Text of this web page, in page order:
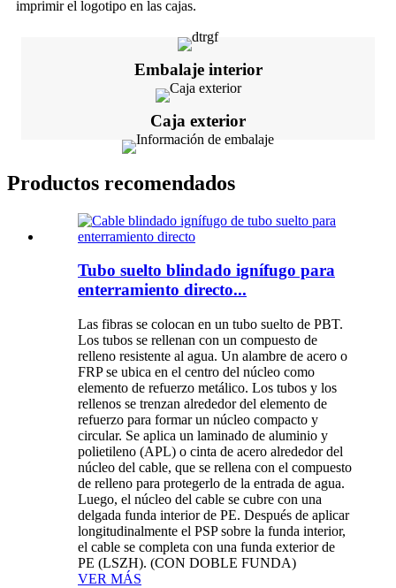
imprimir el logotipo en las cajas.
Embalaje interior
Caja exterior
Productos recomendados
Tubo suelto blindado ignífugo para
enterramiento directo...
Las fibras se colocan en un tubo suelto de PBT.
Los tubos se rellenan con un compuesto de
relleno resistente al agua. Un alambre de acero o
FRP se ubica en el centro del núcleo como
elemento de refuerzo metálico. Los tubos y los
rellenos se trenzan alrededor del elemento de
refuerzo para formar un núcleo compacto y
circular. Se aplica un laminado de aluminio y
polietileno (APL) o cinta de acero alrededor del
núcleo del cable, que se rellena con el compuesto
de relleno para protegerlo de la entrada de agua.
Luego, el núcleo del cable se cubre con una
delgada funda interior de PE. Después de aplicar
longitudinalmente el PSP sobre la funda interior,
el cable se completa con una funda exterior de
PE (LSZH). (CON DOBLE FUNDA)
VER MÁS